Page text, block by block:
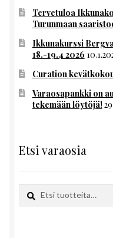
Tervetuloa
Turunmaan
Ikkunakurssi
18.-19.4 2026
Curation
Varaosapankki on
tekemään löytöjä!
Etsi varaosia
Etsi:
Haku